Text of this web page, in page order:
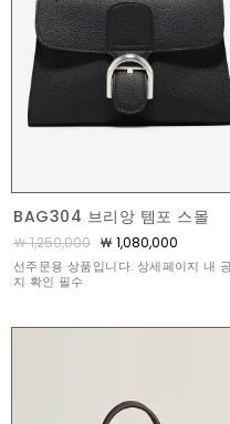
BAG304 브리앙 템포 스몰
￦ 1,250,000 ￦ 1,080,000
선주문용 상품입니다. 상세페이지 내 공
지 확인 필수